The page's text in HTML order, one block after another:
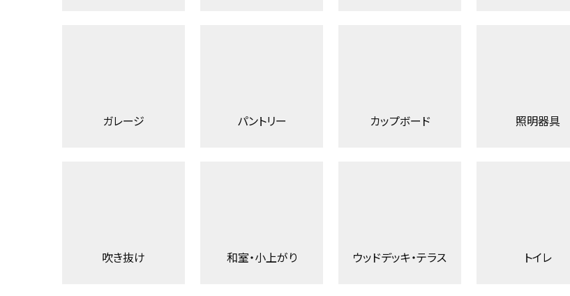
ガレージ パントリー カップボード 照明器具
吹き抜け 和室・小上がり ウッドデッキ・テラス トイレ